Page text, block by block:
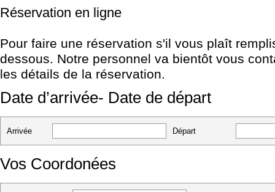
Réservation en ligne
Pour faire une réservation s'il vous plaît
dessous. Notre personnel va bientôt vous
les détails de la réservation.
Date d’arrivée- Date de départ
Arrivée Départ
Vos Coordonées